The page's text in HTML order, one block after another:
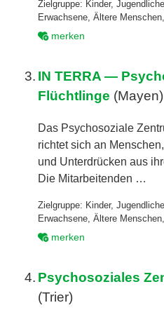
Zielgruppe: Kinder,Jugendliche
Erwachsene,Ältere Menschen
merken
3. IN TERRA —
Flüchtlinge (Mayen)
Das Psychosoziale
richtet sich an
und Unterdrücken aus
Die Mitarbeitenden …
Zielgruppe: Kinder,Jugendliche
Erwachsene ,Ältere Menschen
merken
4. Psychosoziales
(Trier)